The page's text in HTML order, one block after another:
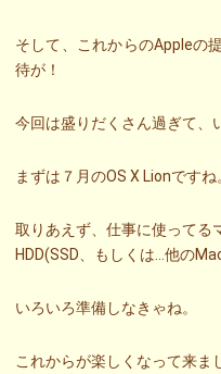
そして、これからのAppleの
待が！
今回は盛りだくさん過ぎて、
まずは７月のOS X Lionですね
取りあえず、仕事に使ってる
HDD(SSD、もしくは…他の
いろいろ準備しなきゃね。
これからが楽しくなって来ま